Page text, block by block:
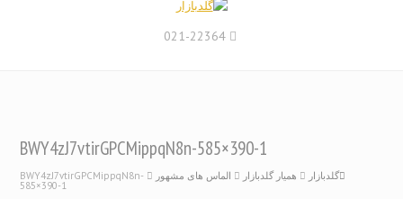
BWY4zJ7vtirGPCMippqN8n-585×390-1
گلدبازار همیار گلدبازار الماس های مشهور BWY4zJ7vtirGPCMippqN8n-
585×390-1